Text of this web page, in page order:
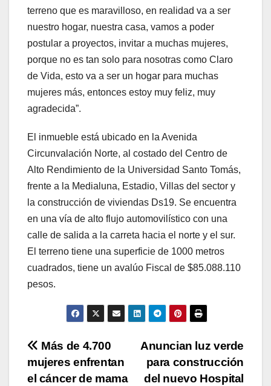
terreno que es maravilloso, en realidad va a ser
nuestro hogar, nuestra casa, vamos a poder
postular a proyectos, invitar a muchas mujeres,
porque no es tan solo para nosotras como Claro
de Vida, esto va a ser un hogar para muchas
mujeres más, entonces estoy muy feliz, muy
agradecida”.
El inmueble está ubicado en la Avenida
Circunvalación Norte, al costado del Centro de
Alto Rendimiento de la Universidad Santo Tomás,
frente a la Medialuna, Estadio, Villas del sector y
la construcción de viviendas Ds19. Se encuentra
en una vía de alto flujo automovilístico con una
calle de salida a la carreta hacia el norte y el sur.
El terreno tiene una superficie de 1000 metros
cuadrados, tiene un avalúo Fiscal de $85.088.110
pesos.
Navegación
de
Anuncian luz verde
para construcción
del nuevo Hospital
Más de 4.700
mujeres enfrentan
el cáncer de mama